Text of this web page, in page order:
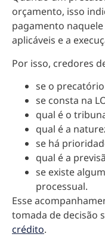
orçamento, isso
pagamento
aplicáveis e a
Por isso, credores
se o
se consta na
qual é o
qual é a
se há
qual é a
se existe
processual.
Esse
tomada de decisão
crédito.